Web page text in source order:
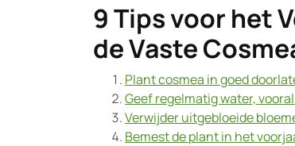
9 Tips voor het
de Vaste
Plant cosmea in goed
Geef regelmatig water,
Verwijder uitgebloeide
Bemest de plant in het